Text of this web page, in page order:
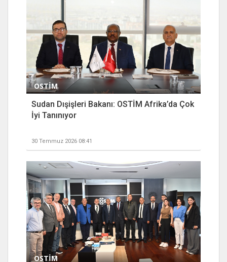
OSTİM
Sudan Dışişleri Bakanı: OSTİM Afrika’da Çok
İyi Tanınıyor
30 Temmuz 2026 08:41
OSTİM